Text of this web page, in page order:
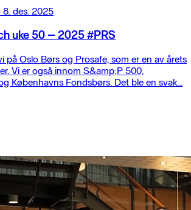
8. des. 2025
uke 50 – 2025 #PRS
på Oslo Børs og Prosafe, som er en av årets
Vi er også innom S&amp;P 500,
Københavns Fondsbørs. Det ble en svak...